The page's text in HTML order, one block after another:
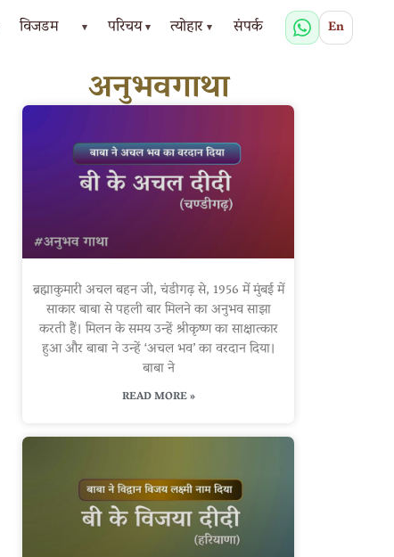
विजडम ▾ परिचय▾ त्योहार ▾ संपर्क En
अनुभवगाथा
ब्रह्माकुमारी अचल बहन जी, चंडीगढ़ से, 1956 में मुंबई में
साकार बाबा से पहली बार मिलने का अनुभव साझा
करती हैं। मिलन के समय उन्हें श्रीकृष्ण का साक्षात्कार
हुआ और बाबा ने उन्हें ‘अचल भव’ का वरदान दिया।
बाबा ने
READ MORE »